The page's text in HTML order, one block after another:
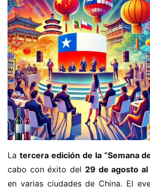
La tercera edición de la “Semana
cabo con éxito del 29 de agosto
en varias ciudades de China. El